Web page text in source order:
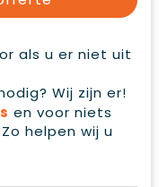
als u er niet uit
Wij zijn er!
en voor niets
helpen wij u